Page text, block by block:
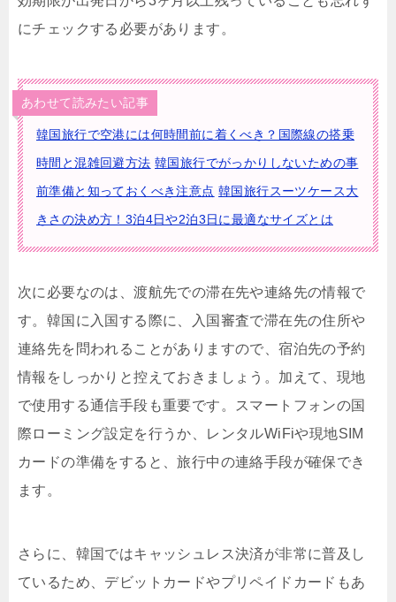
にチェックする必要があります。
あわせて読みたい記事
韓国旅行で空港には何時間前に着くべき？国際線の搭乗
時間と混雑回避方法 韓国旅行でがっかりしないための事
前準備と知っておくべき注意点 韓国旅行スーツケース大
きさの決め方！3泊4日や2泊3日に最適なサイズとは
次に必要なのは、渡航先での滞在先や連絡先の情報で
す。韓国に入国する際に、入国審査で滞在先の住所や
連絡先を問われることがありますので、宿泊先の予約
情報をしっかりと控えておきましょう。加えて、現地
で使用する通信手段も重要です。スマートフォンの国
際ローミング設定を行うか、レンタルWiFiや現地SIM
カードの準備をすると、旅行中の連絡手段が確保でき
ます。
さらに、韓国ではキャッシュレス決済が非常に普及し
ているため、デビットカードやプリペイドカードもあ